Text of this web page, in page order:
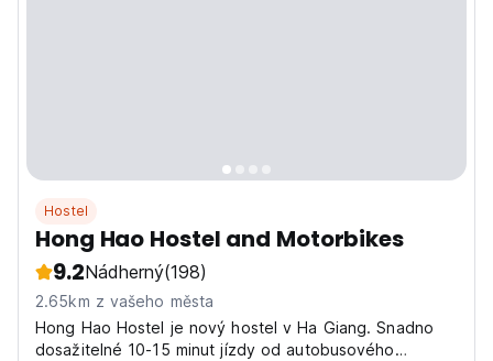
Hostel
Hong Hao Hostel and Motorbikes
9.2Nádherný(198)
2.65km z vašeho města
Hong Hao Hostel je nový hostel v Ha Giang. Snadno
dosažitelné 10-15 minut jízdy od autobusového